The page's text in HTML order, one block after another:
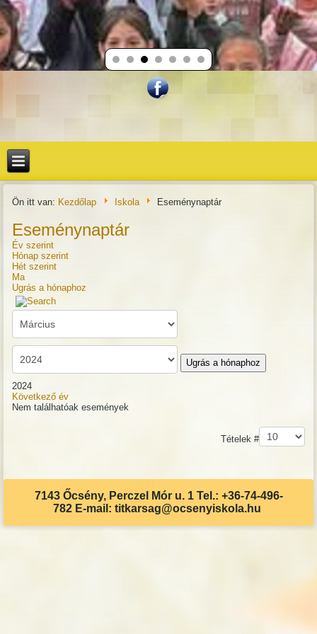
Ön itt van: Kezdőlap Iskola Eseménynaptár
Eseménynaptár
Év szerint
Hónap szerint
Hét szerint
Ma
Ugrás a hónaphoz
Ugrás a hónaphoz
2024
Következő év
Nem találhatóak események
Tételek #
7143 Őcsény, Perczel Mór u. 1 Tel.: +36-74-496-
782 E-mail: titkarsag@ocsenyiskola.hu